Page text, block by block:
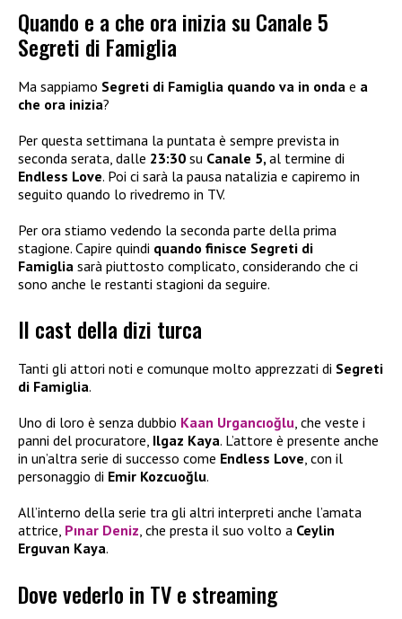
Quando e a che ora inizia su Canale 5
Segreti di Famiglia
Ma sappiamo Segreti di Famiglia quando va in onda e a
che ora inizia?
Per questa settimana la puntata è sempre prevista in
seconda serata, dalle 23:30 su Canale 5, al termine di
Endless Love. Poi ci sarà la pausa natalizia e capiremo in
seguito quando lo rivedremo in TV.
Per ora stiamo vedendo la seconda parte della prima
stagione. Capire quindi quando finisce Segreti di
Famiglia sarà piuttosto complicato, considerando che ci
sono anche le restanti stagioni da seguire.
Il cast della dizi turca
Tanti gli attori noti e comunque molto apprezzati di Segreti
di Famiglia.
Uno di loro è senza dubbio Kaan Urgancıoğlu, che veste i
panni del procuratore, Ilgaz Kaya. L’attore è presente anche
in un’altra serie di successo come Endless Love, con il
personaggio di Emir Kozcuoğlu.
All’interno della serie tra gli altri interpreti anche l’amata
attrice, Pınar Deniz, che presta il suo volto a Ceylin
Erguvan Kaya.
Dove vederlo in TV e streaming